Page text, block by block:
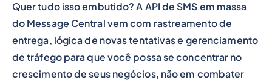
Quer tudo isso embutido? A API de SMS em massa
do Message Central vem com rastreamento de
entrega, lógica de novas tentativas e gerenciamento
de tráfego para que você possa se concentrar no
crescimento de seus negócios, não em combater